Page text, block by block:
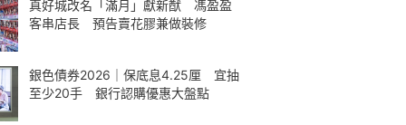
真好城改名「滿月」獻新猷 馮盈盈
客串店長 預告賣花膠兼做裝修
銀色債券2026｜保底息4.25厘 宜抽
至少20手 銀行認購優惠大盤點